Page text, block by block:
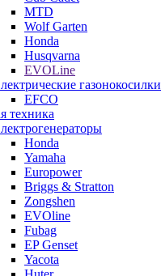
MTD
Wolf Garten
Honda
Husqvarna
EVOLine
газонокосилки
EFCO
техника
Honda
Yamaha
Europower
Briggs & Stratton
Zongshen
EVOline
Fubag
EP Genset
Yacota